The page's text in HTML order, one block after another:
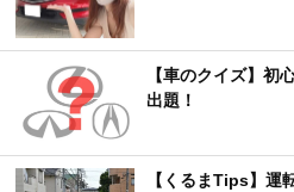
【車のクイズ】初
出題！
【くるまTips】運